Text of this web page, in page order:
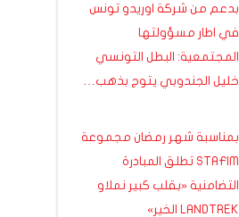
بدعم من شركة اوريدو تونس
في اطار مسؤولتها
المجتمعية: البطل التونسي
خليل الجندوبي يتوج بذهب…
بمناسبة شهر رمضان مجموعة
STAFIM تطلق المبادرة
التضامنية «بقلب كبير نملاو
LANDTREK الخير»